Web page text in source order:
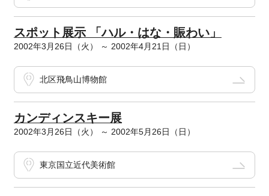
スポット展示 「ハル・はな・賑わい」
2002年3月26日（火） ～ 2002年4月21日（日）
北区飛鳥山博物館
カンディンスキー展
2002年3月26日（火） ～ 2002年5月26日（日）
東京国立近代美術館